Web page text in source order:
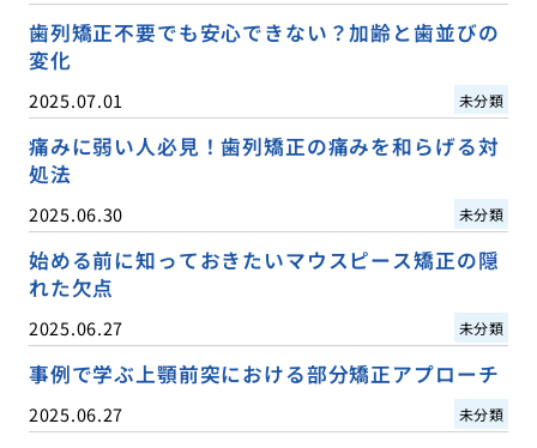
歯列矯正不要でも安心できない？加齢と歯並びの
変化
2025.07.01 未分類
痛みに弱い人必見！歯列矯正の痛みを和らげる対
処法
2025.06.30 未分類
始める前に知っておきたいマウスピース矯正の隠
れた欠点
2025.06.27 未分類
事例で学ぶ上顎前突における部分矯正アプローチ
2025.06.27 未分類